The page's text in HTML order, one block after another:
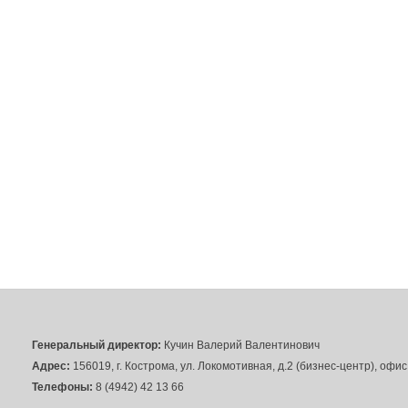
Генеральный директор: Кучин Валерий Валентинович
Адрес: 156019, г. Кострома, ул. Локомотивная, д.2 (бизнес-центр),
Телефоны: 8 (4942) 42 13 66